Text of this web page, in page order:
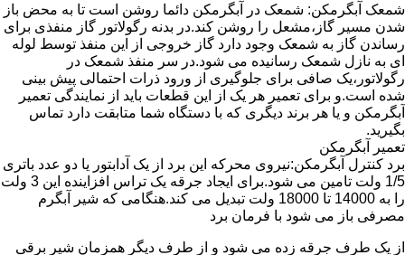
شمعک آبگرمکن: شمعک در آبگرمکن دائما روشن است تا به محض باز
شدن مسیر گاز،مشعل را روشن کند.در بدنه رگولاتور گاز منفذی برای
رساندن گاز به شمعک وجود دارد گاز خروجی از این منفذ توسط لوله
ای به نازل شمعک رسانیده می شود.در سر منفذ شمعک در
رگولاتور،یک صافی برای جلوگیری از ورود ذرات احتمالی پیش بینی
شده است.و برای تعمیر هر یک از این قطعات باید از نمایندگی تعمیر
آبگرمکن و یا هر برند دیگری که با دستگاه شما متابقت دارد تماس
بگیرید.
تعمیر آبگرمکن
برد کنترل آبگرمکن:نیروی محرکه این برد از یک آدابتور یا دو عدد باتری
1/5 ولت تامین می شود.برای ایجاد جرقه یک تراس افزاینده این 3 ولت
را به 14000 تا 18000 ولت تبدیل می کند.هنگامی که شیر آبگرم
مصرفی باز می شود با فرمان برد
از یک طرف جرقه زده می شود و از طرف دیگر همزمان شیر برقی